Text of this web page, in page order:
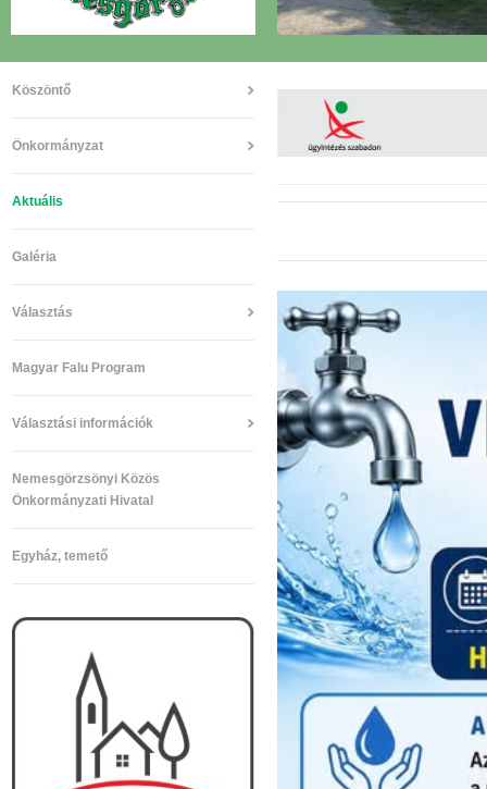
Köszöntő
Önkormányzat
Aktuális
Galéria
Választás
Magyar Falu Program
Választási információk
Nemesgörzsönyi Közös
Önkormányzati Hivatal
Egyház, temető